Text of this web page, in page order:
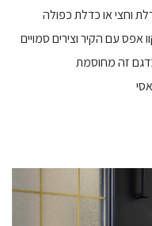
וחצי או כדלת כפולה
עם הקיר וצירים סמויים
זה מחוסמת